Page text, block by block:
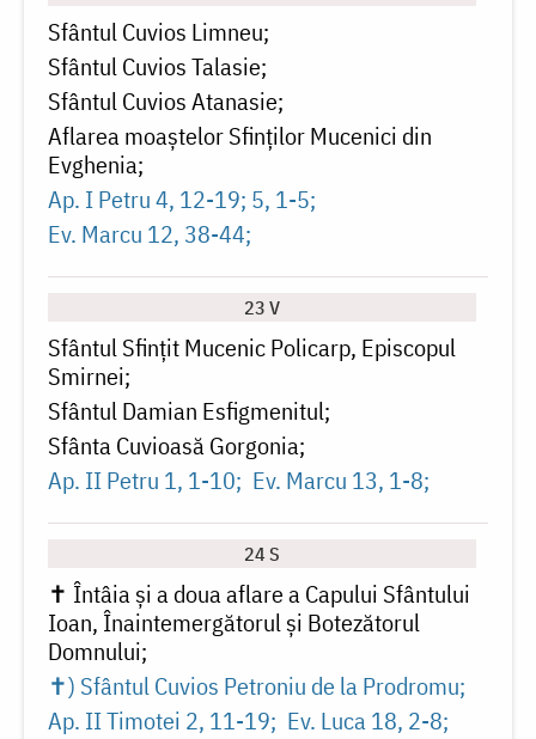
Sfântul Cuvios Limneu
Sfântul Cuvios Talasie
Sfântul Cuvios Atanasie
Aflarea moaștelor Sfinților Mucenici din
Evghenia
Ap. I Petru 4, 12-19; 5, 1-5
Ev. Marcu 12, 38-44
23 V
Sfântul Sfințit Mucenic Policarp, Episcopul
Smirnei
Sfântul Damian Esfigmenitul
Sfânta Cuvioasă Gorgonia
Ap. II Petru 1, 1-10 Ev. Marcu 13, 1-8
24 S
✝ Întâia și a doua aflare a Capului Sfântului
Ioan, Înaintemergătorul și Botezătorul
Domnului
✝) Sfântul Cuvios Petroniu de la Prodromu
Ap. II Timotei 2, 11-19 Ev. Luca 18, 2-8